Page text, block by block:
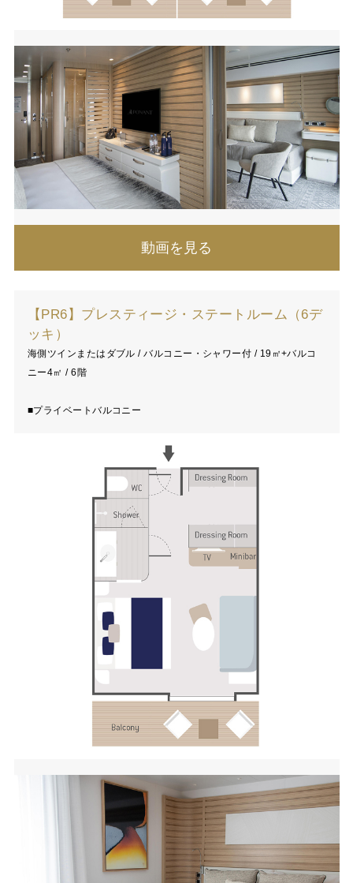
動画を見る
【PR6】プレスティージ・ステートルーム（6デ
ッキ）
海側ツインまたはダブル / バルコニー・シャワー付 / 19㎡+バルコ
ニー4㎡ / 6階
■プライベートバルコニー